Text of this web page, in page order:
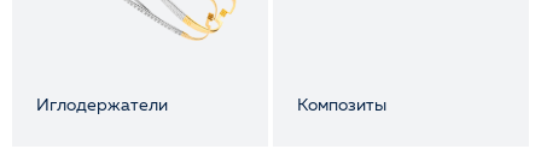
Иглодержатели Композиты